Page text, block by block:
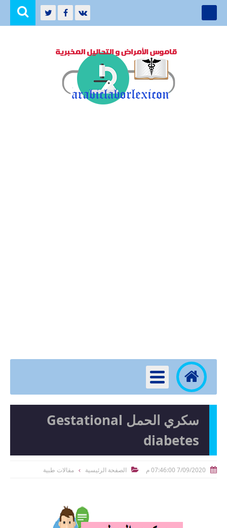
سكري الحمل Gestational
diabetes
 7/09/2020 07:46:00 م  الصفحة الرئيسية مقالات طبية